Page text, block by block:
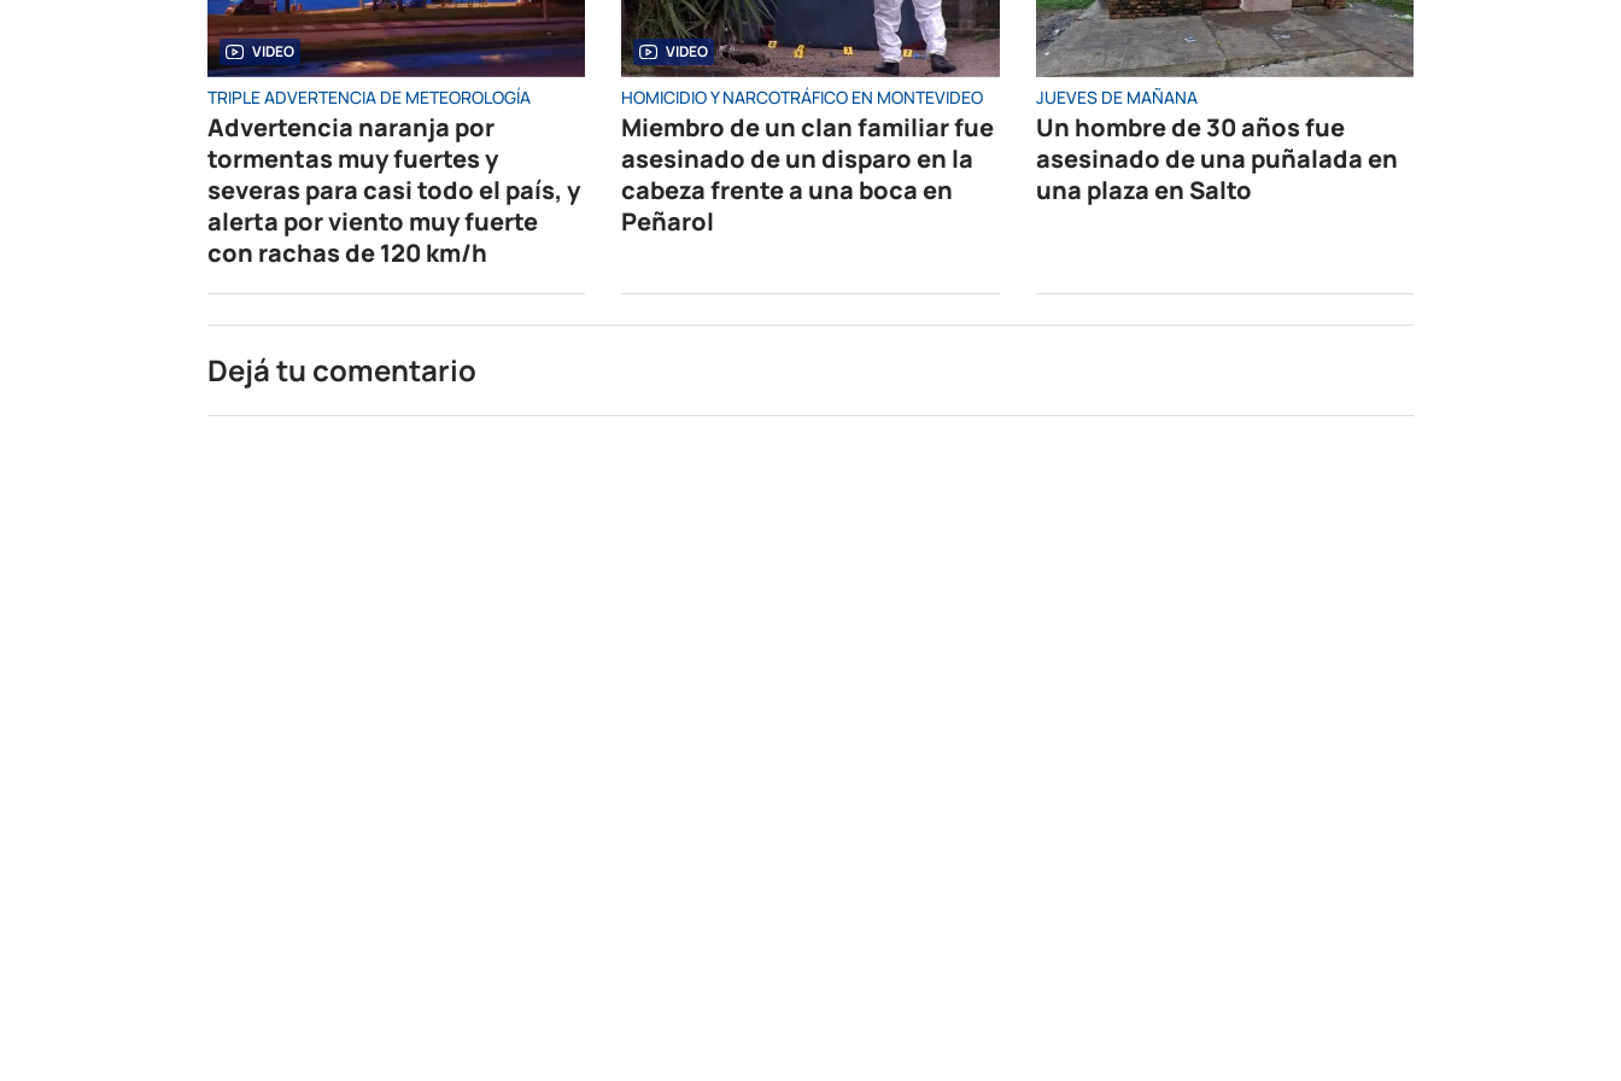
VIDEO
TRIPLE ADVERTENCIA DE METEOROLOGÍA
Advertencia naranja por
tormentas muy fuertes y
severas para casi todo el país, y
alerta por viento muy fuerte
con rachas de 120 km/h
VIDEO
HOMICIDIO Y NARCOTRÁFICO EN MONTEVIDEO
Miembro de un clan familiar fue
asesinado de un disparo en la
cabeza frente a una boca en
Peñarol
JUEVES DE MAÑANA
Un hombre de 30 años fue
asesinado de una puñalada en
una plaza en Salto
Dejá tu comentario